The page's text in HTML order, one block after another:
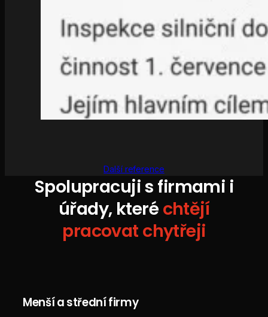
Další reference
Spolupracuji s firmami i
úřady, které chtějí
pracovat chytřeji
Menší a střední firmy